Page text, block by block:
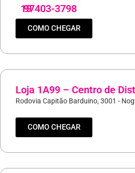
19
97403-3798
COMO CHEGAR
Loja 1A99 – Centro de
Rodovia Capitão Barduino, 3001 -
COMO CHEGAR